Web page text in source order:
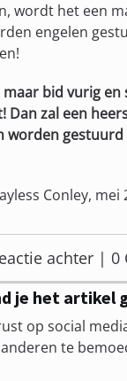
wordt het een
engelen
bid vurig en
Dan zal een
worden
Conley, mei
achter | 0
je het artikel
op social
te